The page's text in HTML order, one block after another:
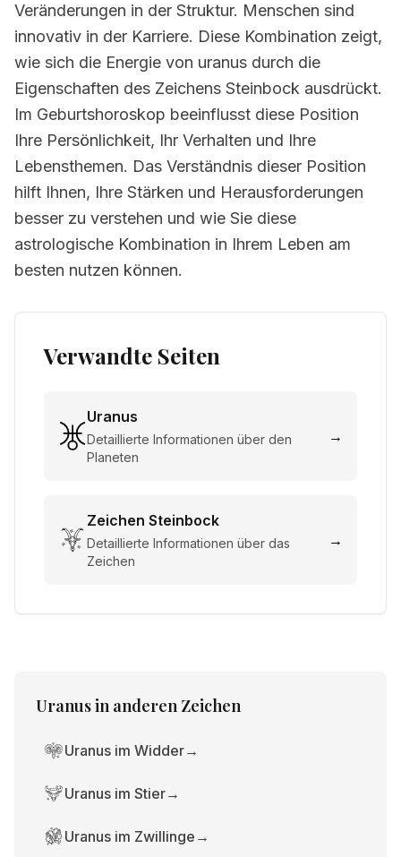
Veränderungen in der Struktur. Menschen sind
innovativ in der Karriere. Diese Kombination zeigt,
wie sich die Energie von uranus durch die
Eigenschaften des Zeichens Steinbock ausdrückt.
Im Geburtshoroskop beeinflusst diese Position
Ihre Persönlichkeit, Ihr Verhalten und Ihre
Lebensthemen. Das Verständnis dieser Position
hilft Ihnen, Ihre Stärken und Herausforderungen
besser zu verstehen und wie Sie diese
astrologische Kombination in Ihrem Leben am
besten nutzen können.
Verwandte Seiten
Uranus
Detaillierte Informationen über den
Planeten
→
Zeichen Steinbock
Detaillierte Informationen über das
Zeichen
→
Uranusin anderen Zeichen
Uranus im Widder→
Uranus im Stier→
Uranus im Zwillinge →